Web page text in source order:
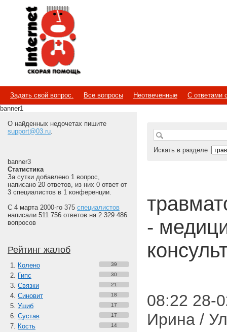
Internet
Скорая помощь
Задать свой вопрос. Все вопросы Неотвеченные
С ответами
banner1
О найденных недочетах пишите
support@03.ru.
banner3
Статистика
За сутки добавлено 1 вопрос,
написано 20 ответов, из них 0 ответ от
3 специалистов в 1 конференции.
С 4 марта 2000-го 375 специалистов
написали 511 756 ответов на 2 329 486
вопросов
Рейтинг жалоб
Колено 39
Гипс 30
Связки 21
Синовит 18
Ушиб 17
Сустав 17
Кость 14
Искать в разделе
-
08:22 28-
Ирина /